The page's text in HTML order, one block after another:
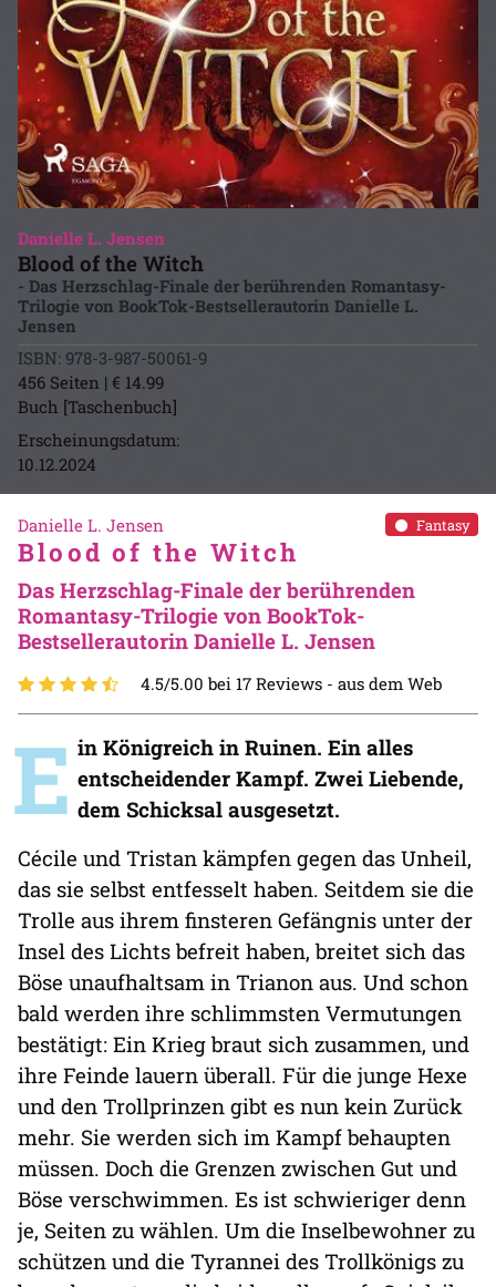
Danielle L. Jensen
Blood of the Witch
- Das Herzschlag-Finale der berührenden Romantasy-
Trilogie von BookTok-Bestsellerautorin Danielle L.
Jensen
ISBN: 978-3-987-50061-9
456 Seiten | € 14.99
Buch [Taschenbuch]
Erscheinungsdatum:
10.12.2024
Fantasy
Danielle L. Jensen
Blood of the Witch
Das Herzschlag-Finale der berührenden
Romantasy-Trilogie von BookTok-
Bestsellerautorin Danielle L. Jensen
4.5/5.00 bei 17 Reviews - aus dem Web
E in Königreich in Ruinen. Ein alles
entscheidender Kampf. Zwei Liebende,
dem Schicksal ausgesetzt.
Cécile und Tristan kämpfen gegen das Unheil,
das sie selbst entfesselt haben. Seitdem sie die
Trolle aus ihrem finsteren Gefängnis unter der
Insel des Lichts befreit haben, breitet sich das
Böse unaufhaltsam in Trianon aus. Und schon
bald werden ihre schlimmsten Vermutungen
bestätigt: Ein Krieg braut sich zusammen, und
ihre Feinde lauern überall. Für die junge Hexe
und den Trollprinzen gibt es nun kein Zurück
mehr. Sie werden sich im Kampf behaupten
müssen. Doch die Grenzen zwischen Gut und
Böse verschwimmen. Es ist schwieriger denn
je, Seiten zu wählen. Um die Inselbewohner zu
schützen und die Tyrannei des Trollkönigs zu